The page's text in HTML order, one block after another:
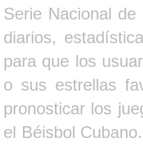
Serie Nacional
diarios,
para que los
o sus estrellas
pronosticar los
el Béisbol